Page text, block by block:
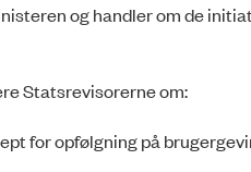
og handler om de
Statsrevisorerne om:
for opfølgning på